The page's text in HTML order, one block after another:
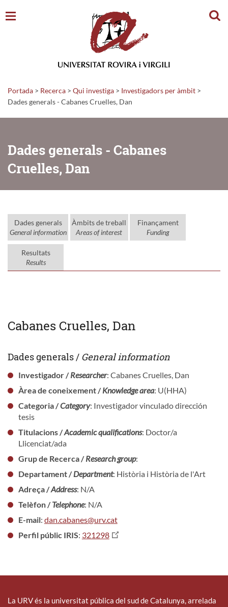
Portada > Recerca > Qui investiga > Investigadors per àmbit >
Dades generals - Cabanes Cruelles, Dan
Dades generals - Cabanes
Cruelles, Dan
Dades generals
General information
Àmbits de treball
Areas of interest
Finançament
Funding
Resultats
Results
Cabanes Cruelles, Dan
Dades generals / General information
Investigador /Researcher: Cabanes Cruelles, Dan
Àrea de coneixement /Knowledge area: U(HHA)
Categoria /Category: Investigador vinculado dirección
tesis
Titulacions /Academic qualifications: Doctor/a
Llicenciat/ada
Grup de Recerca /Research group:
Departament /Department: Història i Història de l'Art
Adreça /Address: N/A
Telèfon /Telephone: N/A
E-mail: dan.cabanes@urv.cat
Perfil públic IRIS: 321298
La URV és la universitat pública del sud de Catalunya, arrelada